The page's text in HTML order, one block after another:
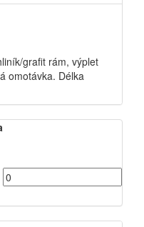
grafit rám, výplet
omotávka. Délka